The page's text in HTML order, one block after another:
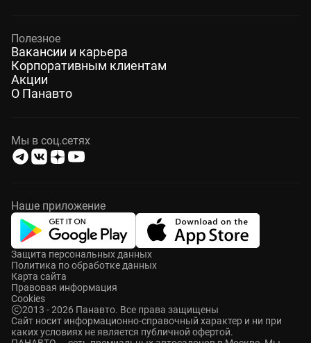
Полезное
Вакансии и карьера
Корпоративным клиентам
Акции
О Панавто
Мы в соц.сетях
Наше приложение
2013 - 2026 Панавто. Все права защищены
Cайт носит информационно-справочный характер и ни при
каких условиях не является публичной офертой.
Защита персональных данных
Политика по обработке данных
Карта сайта
Правовая информация
Cookies